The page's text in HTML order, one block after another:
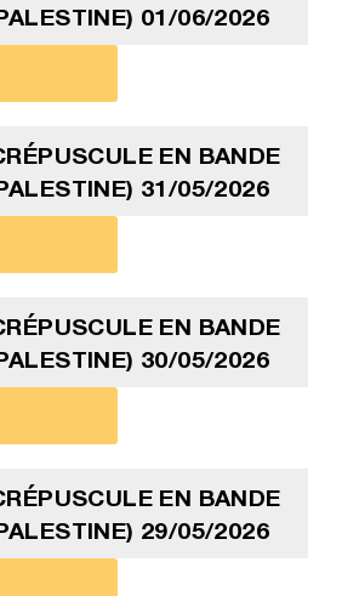
01/06/2026
EN BANDE
31/05/2026
EN BANDE
30/05/2026
EN BANDE
29/05/2026